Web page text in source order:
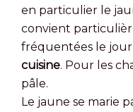
en particulier le
convient
fréquentées le
cuisine. Pour les
pâle.
Le jaune se marie